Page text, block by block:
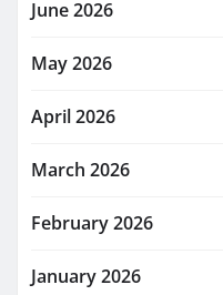
June 2026
May 2026
April 2026
March 2026
February 2026
January 2026